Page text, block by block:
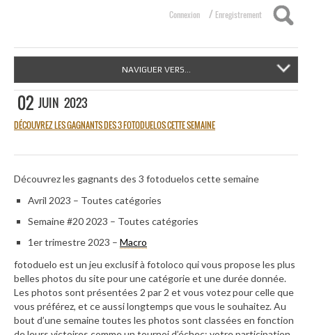
Connexion / Enregistrement
NAVIGUER VERS...
02 JUIN 2023
DÉCOUVREZ LES GAGNANTS DES 3 FOTODUELOS CETTE SEMAINE
Découvrez les gagnants des 3 fotoduelos cette semaine
Avril 2023 – Toutes catégories
Semaine #20 2023 – Toutes catégories
1er trimestre 2023 – Macro
fotoduelo est un jeu exclusif à fotoloco qui vous propose les plus
belles photos du site pour une catégorie et une durée donnée.
Les photos sont présentées 2 par 2 et vous votez pour celle que
vous préférez, et ce aussi longtemps que vous le souhaitez. Au
bout d’une semaine toutes les photos sont classées en fonction